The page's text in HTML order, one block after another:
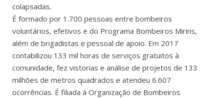
colapsadas.
É formado por 1.700 pessoas entre bombeiros
voluntários, efetivos e do Programa Bombeiros Mirins,
além de brigadistas e pessoal de apoio. Em 2017
contabilizou 133 mil horas de serviços gratuitos à
comunidade, fez vistorias e análise de projetos de 133
milhões de metros quadrados e atendeu 6.607
ocorrências. É filiada à Organização de Bombeiros